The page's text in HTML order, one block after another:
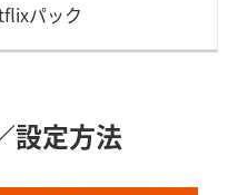
パック
設定方法